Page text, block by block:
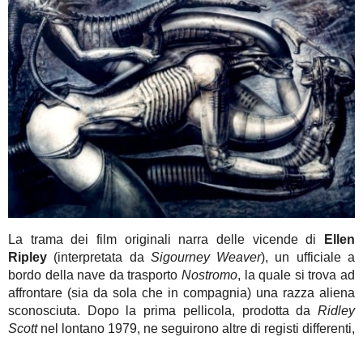
La trama dei film originali narra delle vicende di
Ellen
Ripley (interpretata da Sigourney Weaver), un ufficiale a
bordo della nave da trasporto Nostromo, la quale si trova ad
affrontare (sia da sola che in compagnia) una razza aliena
sconosciuta. Dopo la prima pellicola, prodotta da Ridley
Scottnel lontano 1979, ne seguirono altre di registi differenti,